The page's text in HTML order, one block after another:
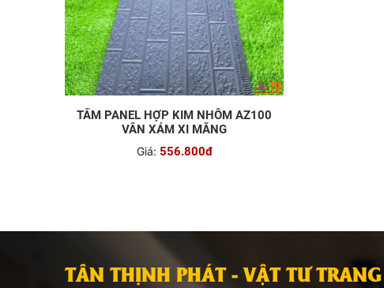
TẤM PANEL HỢP KIM NHÔM AZ100
VÂN XÁM XI MĂNG
Giá: 556.800đ
TÂN THỊNH PHÁT - VẬT TƯ TRANG